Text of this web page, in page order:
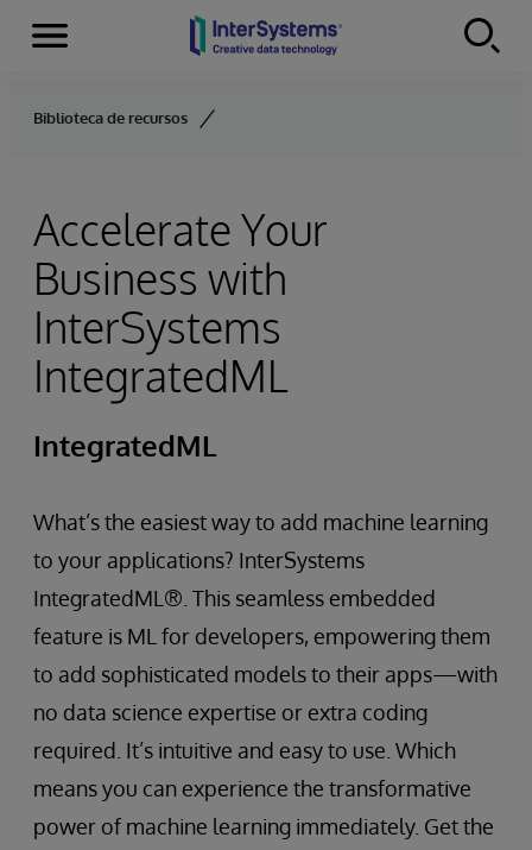
Skip to content
Menu
Biblioteca de recursos
Accelerate Your
Business with
InterSystems
IntegratedML
IntegratedML
What’s the easiest way to add machine learning
to your applications? InterSystems
IntegratedML®. This seamless embedded
feature is ML for developers, empowering them
to add sophisticated models to their apps—with
no data science expertise or extra coding
required. It’s intuitive and easy to use. Which
means you can experience the transformative
power of machine learning immediately. Get the